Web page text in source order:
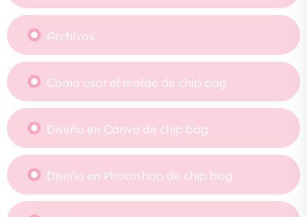
Archivos
Como usar el molde de chip bag
Diseño en Canva de chip bag
Diseño en Photoshop de chip bag